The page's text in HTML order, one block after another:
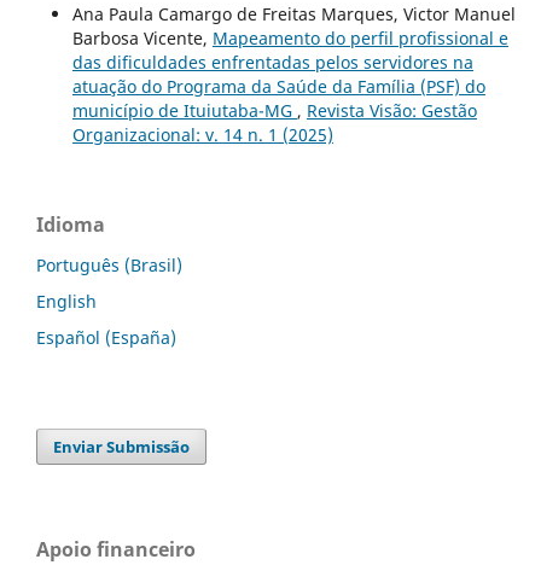
Ana Paula Camargo de Freitas Marques, Victor Manuel
Barbosa Vicente, Mapeamento do perfil profissional e
das dificuldades enfrentadas pelos servidores na
atuação do Programa da Saúde da Família (PSF) do
município de Ituiutaba-MG , Revista Visão: Gestão
Organizacional: v. 14 n. 1 (2025)
Idioma
Português (Brasil)
English
Español (España)
Enviar Submissão
Apoio financeiro